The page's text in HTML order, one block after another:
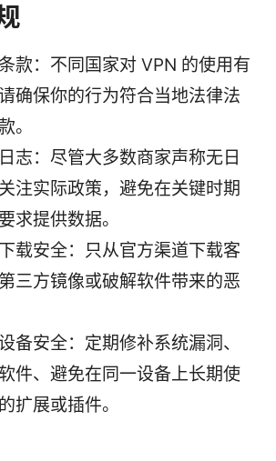
款：不同国家对 VPN 的使用有
确保你的行为符合当地法律法
。
志：尽管大多数商家声称无日
注实际政策，避免在关键时期
求提供数据。
载安全：只从官方渠道下载客
三方镜像或破解软件带来的恶
备安全：定期修补系统漏洞、
件、避免在同一设备上长期使
扩展或插件。